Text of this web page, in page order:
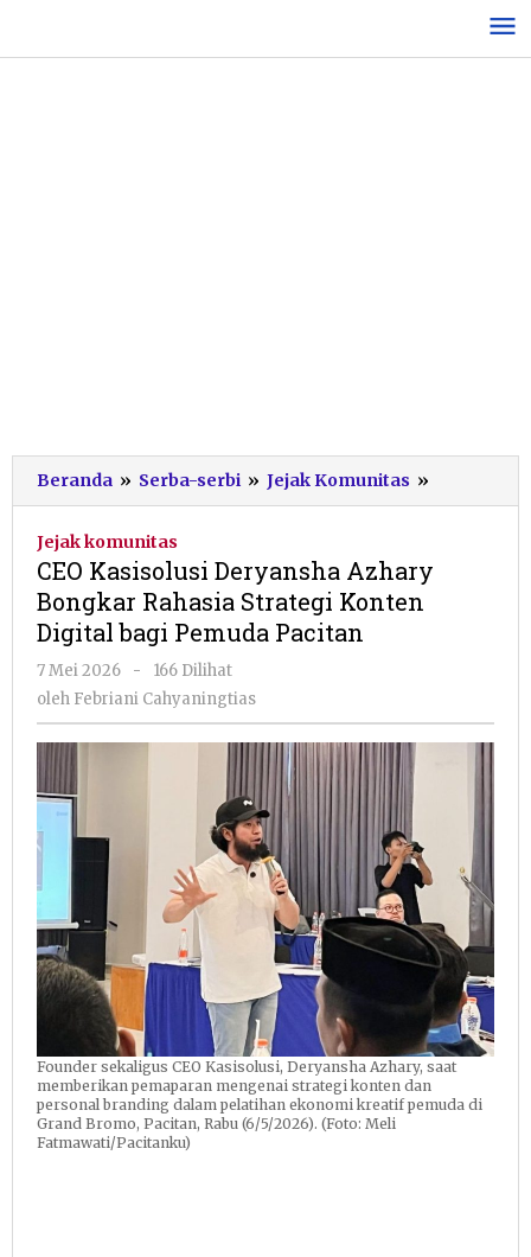
konten
Beranda » Serba-serbi » Jejak Komunitas »
Kasisolusi
Pemuda
Pacitan
Jejak komunitas
CEO Kasisolusi Deryansha Azhary
Bongkar Rahasia Strategi Konten
Digital bagi Pemuda Pacitan
7 Mei 2026
oleh
Febriani
Cahyaningtias
-
166 Dilihat
oleh Febriani Cahyaningtias
Founder sekaligus CEO Kasisolusi, Deryansha Azhary, saat
memberikan pemaparan mengenai strategi konten dan
personal branding dalam pelatihan ekonomi kreatif pemuda di
Grand Bromo, Pacitan, Rabu (6/5/2026). (Foto: Meli
Fatmawati/Pacitanku)